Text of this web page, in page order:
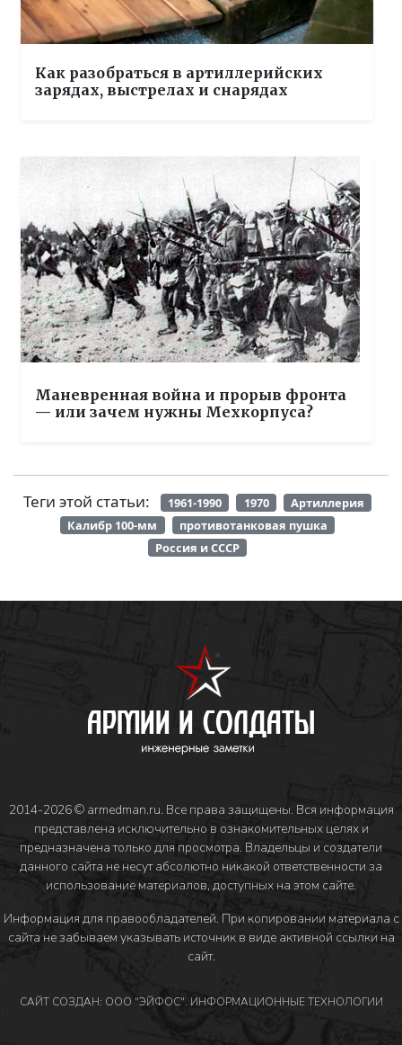
Как разобраться в артиллерийских
зарядах, выстрелах и снарядах
Маневренная война и прорыв фронта
— или зачем нужны Мехкорпуса?
Теги этой статьи: 1961-1990 1970
Артиллерия
Калибр 100-мм
противотанковая пушка
Россия и СССР
2014-2026 © armedman.ru. Все права защищены. Вся информация
представлена исключительно в ознакомительных целях и
предназначена только для просмотра. Владельцы и создатели
данного сайта не несут абсолютно никакой ответственности за
использование материалов, доступных на этом сайте.
Информация для правообладателей. При копировании материала с
сайта не забываем указывать источник в виде активной ссылки на
сайт.
САЙТ СОЗДАН: ООО "ЭЙФОС". ИНФОРМАЦИОННЫЕ ТЕХНОЛОГИИ